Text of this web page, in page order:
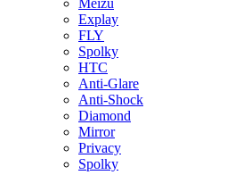
Meizu
Explay
FLY
Spolky
HTC
Anti-Glare
Anti-Shock
Diamond
Mirror
Privacy
Spolky